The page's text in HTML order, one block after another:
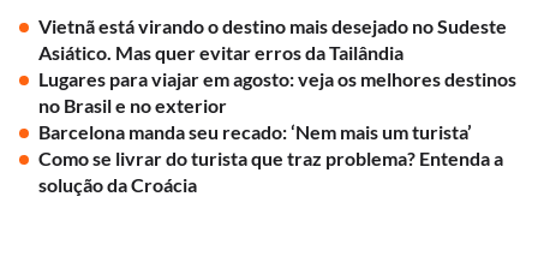
Vietnã está virando o destino mais desejado no Sudeste
Asiático. Mas quer evitar erros da Tailândia
Lugares para viajar em agosto: veja os melhores destinos
no Brasil e no exterior
Barcelona manda seu recado: ‘Nem mais um turista’
Como se livrar do turista que traz problema? Entenda a
solução da Croácia